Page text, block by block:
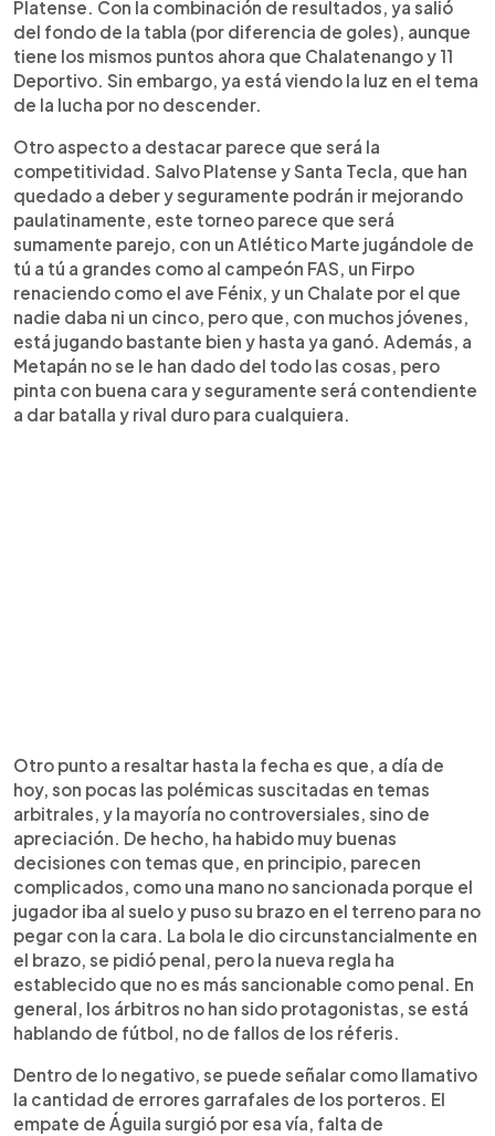
Platense. Con la combinación de resultados, ya salió
del fondo de la tabla (por diferencia de goles), aunque
tiene los mismos puntos ahora que Chalatenango y 11
Deportivo. Sin embargo, ya está viendo la luz en el tema
de la lucha por no descender.
Otro aspecto a destacar parece que será la
competitividad. Salvo Platense y Santa Tecla, que han
quedado a deber y seguramente podrán ir mejorando
paulatinamente, este torneo parece que será
sumamente parejo, con un Atlético Marte jugándole de
tú a tú a grandes como al campeón FAS, un Firpo
renaciendo como el ave Fénix, y un Chalate por el que
nadie daba ni un cinco, pero que, con muchos jóvenes,
está jugando bastante bien y hasta ya ganó. Además, a
Metapán no se le han dado del todo las cosas, pero
pinta con buena cara y seguramente será contendiente
a dar batalla y rival duro para cualquiera.
Otro punto a resaltar hasta la fecha es que, a día de
hoy, son pocas las polémicas suscitadas en temas
arbitrales, y la mayoría no controversiales, sino de
apreciación. De hecho, ha habido muy buenas
decisiones con temas que, en principio, parecen
complicados, como una mano no sancionada porque el
jugador iba al suelo y puso su brazo en el terreno para no
pegar con la cara. La bola le dio circunstancialmente en
el brazo, se pidió penal, pero la nueva regla ha
establecido que no es más sancionable como penal. En
general, los árbitros no han sido protagonistas, se está
hablando de fútbol, no de fallos de los réferis.
Dentro de lo negativo, se puede señalar como llamativo
la cantidad de errores garrafales de los porteros. El
empate de Águila surgió por esa vía, falta de